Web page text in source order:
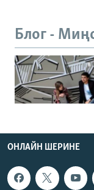
Блог -
ОНЛАЙН ШЕРИНЕ